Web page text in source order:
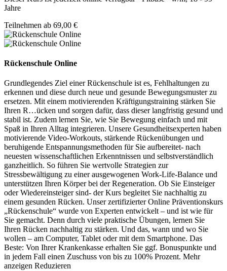
Jahre
Teilnehmen ab 69,00 €
Rückenschule Online
Grundlegendes Ziel einer Rückenschule ist es, Fehlhaltungen zu
erkennen und diese durch neue und gesunde Bewegungsmuster zu
ersetzen. Mit einem motivierenden Kräftigungstraining stärken Sie
Ihren R…ücken und sorgen dafür, dass dieser langfristig gesund und
stabil ist. Zudem lernen Sie, wie Sie Bewegung einfach und mit
Spaß in Ihren Alltag integrieren. Unsere Gesundheitsexperten haben
motivierende Video-Workouts, stärkende Rückenübungen und
beruhigende Entspannungsmethoden für Sie aufbereitet- nach
neuesten wissenschaftlichen Erkenntnissen und selbstverständlich
ganzheitlich. So führen Sie wertvolle Strategien zur
Stressbewältigung zu einer ausgewogenen Work-Life-Balance und
unterstützen Ihren Körper bei der Regeneration. Ob Sie Einsteiger
oder Wiedereinsteiger sind- der Kurs begleitet Sie nachhaltig zu
einem gesunden Rücken. Unser zertifizierter Online Präventionskurs
„Rückenschule“ wurde von Experten entwickelt – und ist wie für
Sie gemacht. Denn durch viele praktische Übungen, lernen Sie
Ihren Rücken nachhaltig zu stärken. Und das, wann und wo Sie
wollen – am Computer, Tablet oder mit dem Smartphone. Das
Beste: Von Ihrer Krankenkasse erhalten Sie ggf. Bonuspunkte und
in jedem Fall einen Zuschuss von bis zu 100% Prozent. Mehr
anzeigen Reduzieren